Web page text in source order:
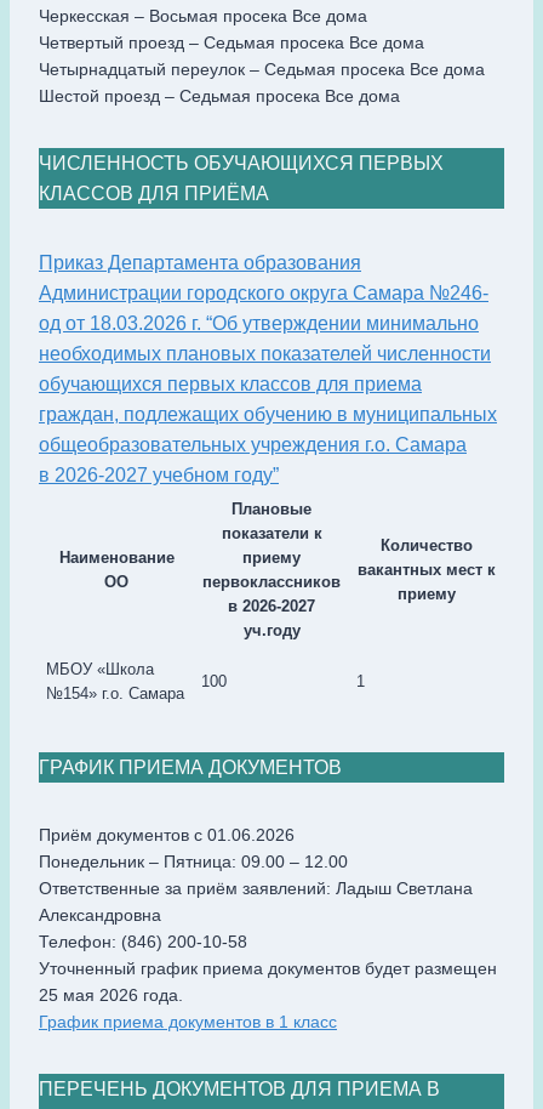
Черкесская – Восьмая просека Все дома
Четвертый проезд – Седьмая просека Все дома
Четырнадцатый переулок – Седьмая просека Все дома
Шестой проезд – Седьмая просека Все дома
ЧИСЛЕННОСТЬ ОБУЧАЮЩИХСЯ ПЕРВЫХ
КЛАССОВ ДЛЯ ПРИЁМА
Приказ Департамента образования
Администрации городского округа Самара №246-
од от 18.03.2026 г. “Об утверждении минимально
необходимых плановых показателей численности
обучающихся первых классов для приема
граждан, подлежащих обучению в муниципальных
общеобразовательных учреждения г.о. Самара
в 2026-2027 учебном году”
Наименование
ОО
Плановые
показатели к
приему
первоклассников
в 2026-2027
уч.году
Количество
вакантных мест к
приему
МБОУ «Школа
№154» г.о. Самара
100 1
ГРАФИК ПРИЕМА ДОКУМЕНТОВ
Приём документов с 01.06.2026
Понедельник – Пятница: 09.00 – 12.00
Ответственные за приём заявлений: Ладыш Светлана
Александровна
Телефон: (846) 200-10-58
Уточненный график приема документов будет размещен
25 мая 2026 года.
График приема документов в 1 класс
ПЕРЕЧЕНЬ ДОКУМЕНТОВ ДЛЯ ПРИЕМА В